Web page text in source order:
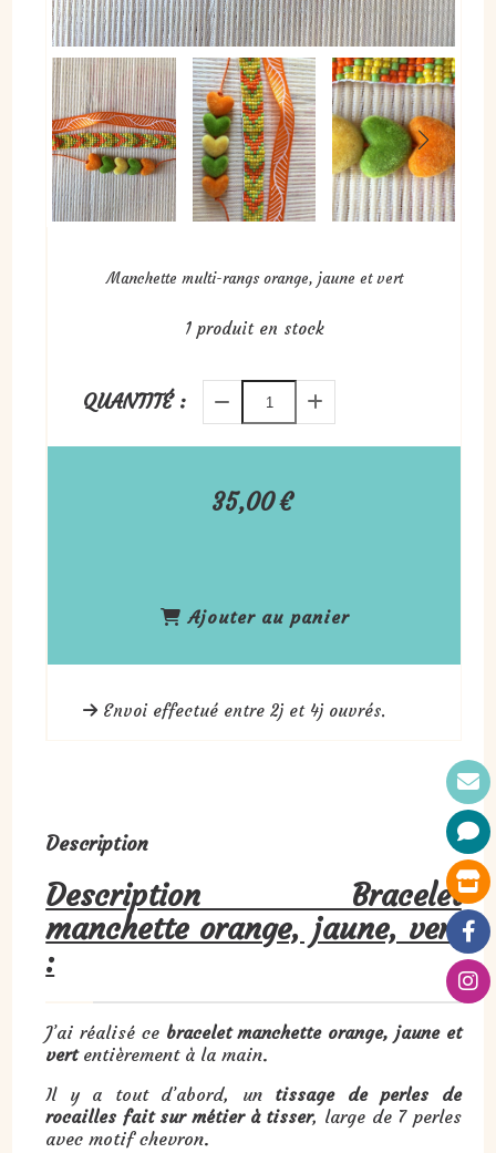
Manchette multi-rangs orange, jaune et vert
35,00€
1produit en stock
QUANTITÉ :
Ajouter au panier
Envoi effectué entre 2j et 4j ouvrés.
Description
Description Bracelet
manchette orange, jaune, vert
:
J’ai réalisé ce bracelet manchette orange, jaune et
vertentièrement à la main.
Il y a tout d’abord, un tissage de perles de
rocailles fait sur métier à tisser, large de 7 perles
avec motif chevron.